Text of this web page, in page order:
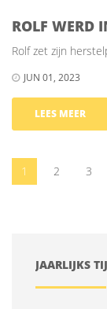
ROLF WERD
Rolf zet zijn
JUN 01, 2023
LEES MEER
1 2 3
JAARLIJKS